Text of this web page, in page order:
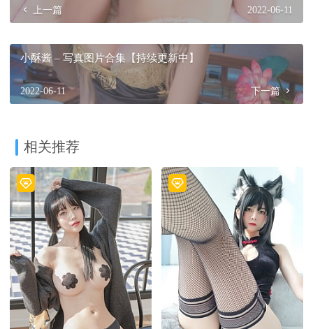
上一篇 2022-06-11
小酥酱 – 写真图片合集【持续更新中】
2022-06-11 下一篇
相关推荐